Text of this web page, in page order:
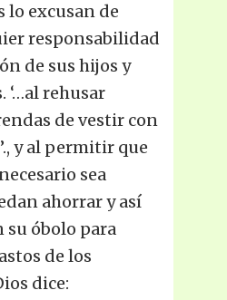
lo excusan de
responsabilidad
de sus hijos y
‘…al rehusar
de vestir con
y al permitir que
sea
ahorrar y así
óbolo para
de los
dice: